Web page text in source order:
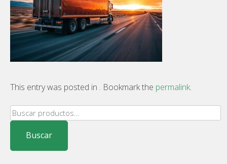
This entry was posted in . Bookmark the permalink.
Buscar
por:
Buscar